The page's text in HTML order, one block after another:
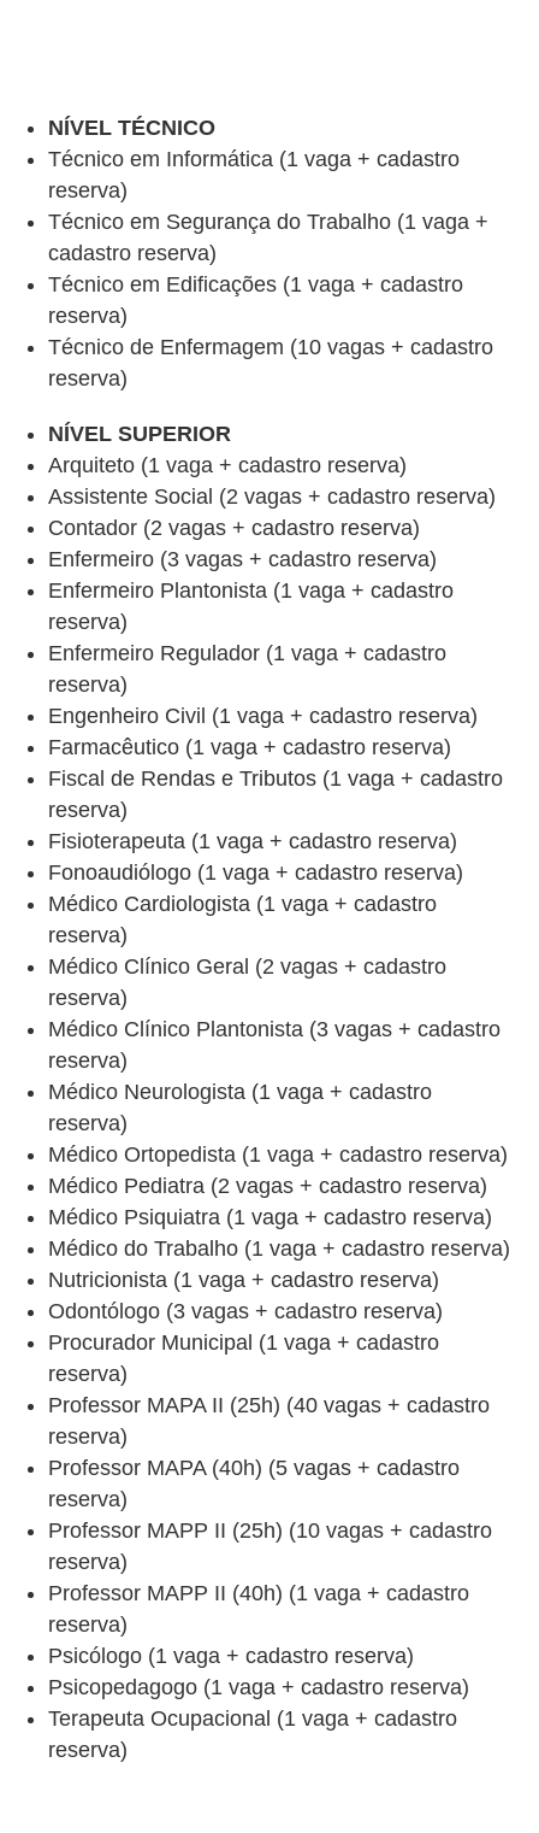
NÍVEL TÉCNICO
Técnico em Informática (1 vaga + cadastro
reserva)
Técnico em Segurança do Trabalho (1 vaga +
cadastro reserva)
Técnico em Edificações (1 vaga + cadastro
reserva)
Técnico de Enfermagem (10 vagas + cadastro
reserva)
NÍVEL SUPERIOR
Arquiteto (1 vaga + cadastro reserva)
Assistente Social (2 vagas + cadastro reserva)
Contador (2 vagas + cadastro reserva)
Enfermeiro (3 vagas + cadastro reserva)
Enfermeiro Plantonista (1 vaga + cadastro
reserva)
Enfermeiro Regulador (1 vaga + cadastro
reserva)
Engenheiro Civil (1 vaga + cadastro reserva)
Farmacêutico (1 vaga + cadastro reserva)
Fiscal de Rendas e Tributos (1 vaga + cadastro
reserva)
Fisioterapeuta (1 vaga + cadastro reserva)
Fonoaudiólogo (1 vaga + cadastro reserva)
Médico Cardiologista (1 vaga + cadastro
reserva)
Médico Clínico Geral (2 vagas + cadastro
reserva)
Médico Clínico Plantonista (3 vagas + cadastro
reserva)
Médico Neurologista (1 vaga + cadastro
reserva)
Médico Ortopedista (1 vaga + cadastro reserva)
Médico Pediatra (2 vagas + cadastro reserva)
Médico Psiquiatra (1 vaga + cadastro reserva)
Médico do Trabalho (1 vaga + cadastro reserva)
Nutricionista (1 vaga + cadastro reserva)
Odontólogo (3 vagas + cadastro reserva)
Procurador Municipal (1 vaga + cadastro
reserva)
Professor MAPA II (25h) (40 vagas + cadastro
reserva)
Professor MAPA (40h) (5 vagas + cadastro
reserva)
Professor MAPP II (25h) (10 vagas + cadastro
reserva)
Professor MAPP II (40h) (1 vaga + cadastro
reserva)
Psicólogo (1 vaga + cadastro reserva)
Psicopedagogo (1 vaga + cadastro reserva)
Terapeuta Ocupacional (1 vaga + cadastro
reserva)